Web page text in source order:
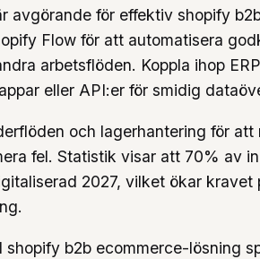
avgörande för effektiv shopify
Flow för att automatisera
arbetsflöden. Koppla ihop
eller API:er för smidig
och lagerhantering för att
fel. Statistik visar att 70% av
2027, vilket ökar kravet
shopify b2b ecommerce-lösning